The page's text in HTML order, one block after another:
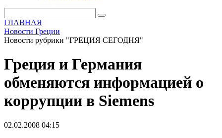
ГЛАВНАЯ
Новости Греции
Новости рубрики "ГРЕЦИЯ СЕГОДНЯ"
Греция и Германия
обменяются информацией о
коррупции в Siemens
02.02.2008 04:15